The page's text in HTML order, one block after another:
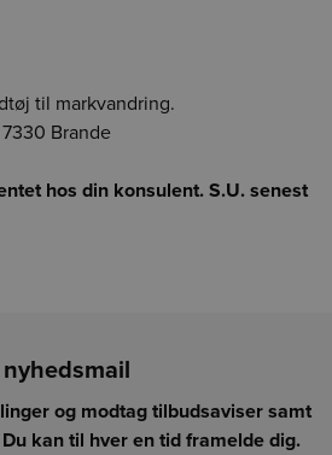
til markvandring.
Brande
hos din konsulent. S.U. senest
og modtag tilbudsaviser samt
kan til hver en tid framelde dig.